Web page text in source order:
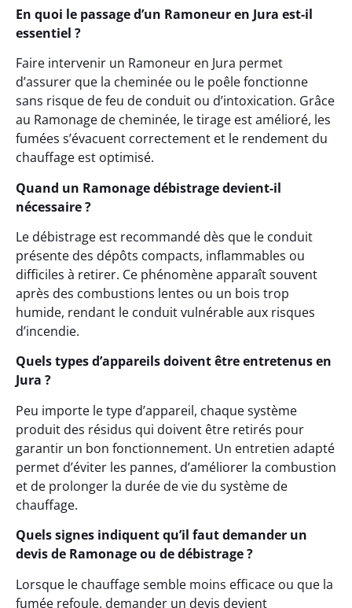
En quoi le passage d’un Ramoneur en Jura est-il
essentiel ?
Faire intervenir un Ramoneur en Jura permet
d’assurer que la cheminée ou le poêle fonctionne
sans risque de feu de conduit ou d’intoxication. Grâce
au Ramonage de cheminée, le tirage est amélioré, les
fumées s’évacuent correctement et le rendement du
chauffage est optimisé.
Quand un Ramonage débistrage devient-il
nécessaire ?
Le débistrage est recommandé dès que le conduit
présente des dépôts compacts, inflammables ou
difficiles à retirer. Ce phénomène apparaît souvent
après des combustions lentes ou un bois trop
humide, rendant le conduit vulnérable aux risques
d’incendie.
Quels types d’appareils doivent être entretenus en
Jura ?
Peu importe le type d’appareil, chaque système
produit des résidus qui doivent être retirés pour
garantir un bon fonctionnement. Un entretien adapté
permet d’éviter les pannes, d’améliorer la combustion
et de prolonger la durée de vie du système de
chauffage.
Quels signes indiquent qu’il faut demander un
devis de Ramonage ou de débistrage ?
Lorsque le chauffage semble moins efficace ou que la
fumée refoule, demander un devis devient